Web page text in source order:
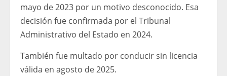
mayo de 2023 por un motivo desconocido. Esa
decisión fue confirmada por el Tribunal
Administrativo del Estado en 2024.
También fue multado por conducir sin licencia
válida en agosto de 2025.